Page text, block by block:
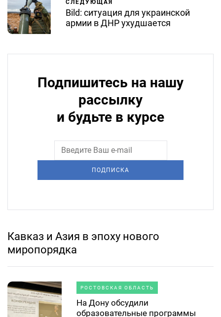
СЛЕДУЮЩАЯ
Bild: ситуация для украинской
армии в ДНР ухудшается
Подпишитесь на нашу
рассылку
и будьте в курсе
ПОДПИСКА
Кавказ и Азия в эпоху нового
миропорядка
РОСТОВСКАЯ ОБЛАСТЬ
На Дону обсудили
образовательные программы